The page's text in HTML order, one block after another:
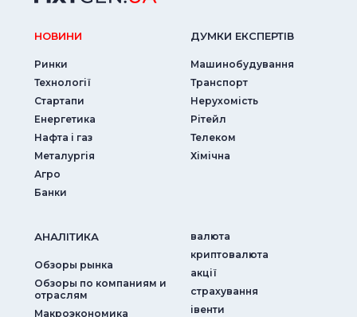
НОВИНИ
Ринки
Технології
Стартапи
Енергетика
Нафта і газ
Металургія
Агро
Банки
ДУМКИ ЕКСПЕРТIВ
Машинобудування
Транспорт
Нерухомість
Рітейл
Телеком
Хімічна
АНАЛIТИКА
Обзоры рынка
Обзоры по компаниям и
отраслям
Макроэкономика
валюта
криптовалюта
акції
страхування
iвенти